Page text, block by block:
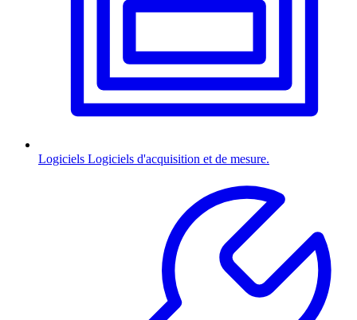
Logiciels Logiciels d'acquisition et de mesure.